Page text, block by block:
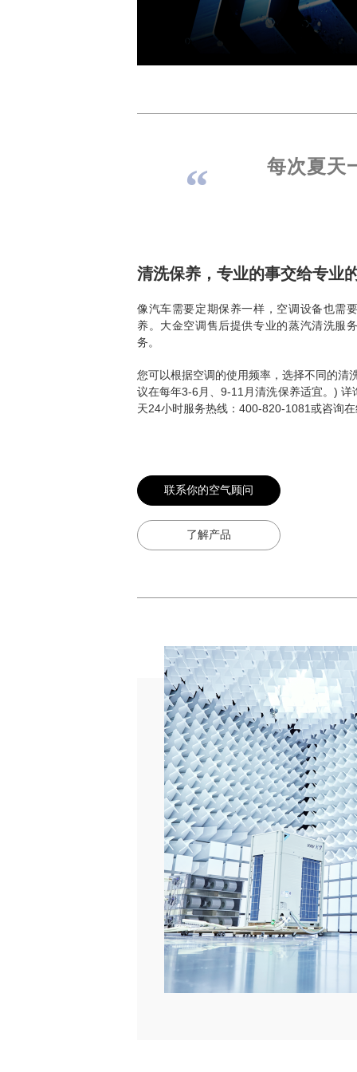
每次夏天
清洗保养，专业的事交给专业
像汽车需要定期保养一样，空调设备也需
养。大金空调售后提供专业的蒸汽清洗服
务。
您可以根据空调的使用频率，选择不同的清
议在每年3-6月、9-11月清洗保养适宜。) 详
天24小时服务热线：400-820-1081或咨询
联系你的空气顾问
了解产品